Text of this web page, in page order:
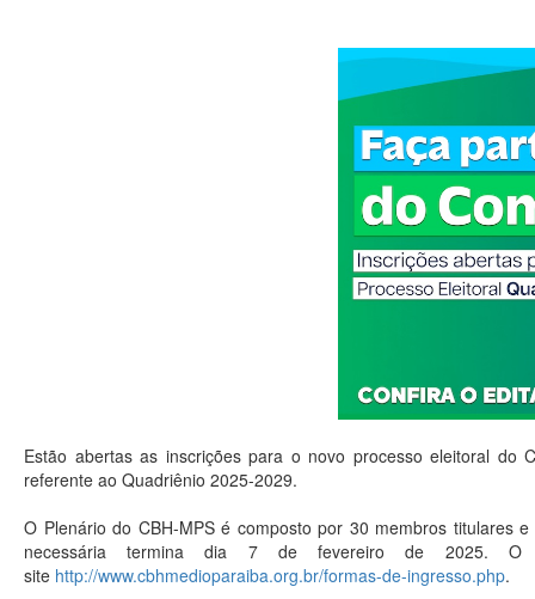
Estão abertas as inscrições para o novo processo eleitoral do
referente ao Quadriênio 2025-2029.
O Plenário do CBH-MPS é composto por 30 membros titulares
necessária termina dia 7 de fevereiro de 2025.
site http://www.cbhmedioparaiba.org.br/formas-de-ingresso.php.